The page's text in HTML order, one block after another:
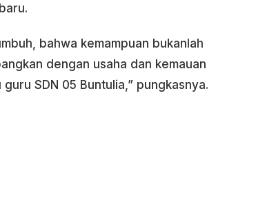
bahwa kemampuan bukanlah
dengan usaha dan kemauan
SDN 05 Buntulia,” pungkasnya.